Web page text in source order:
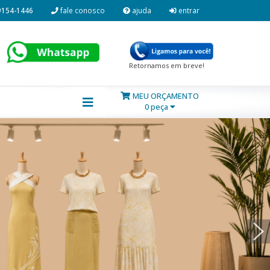
1446 fale conosco ajuda entrar
Retornamos em breve!
MEU ORÇAMENTO
0 peça